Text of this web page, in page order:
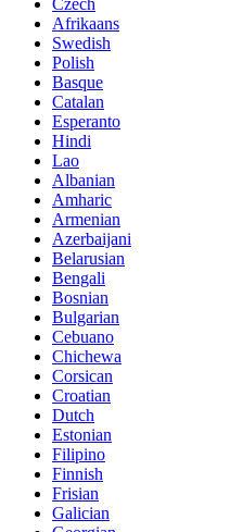
Czech
Afrikaans
Swedish
Polish
Basque
Catalan
Esperanto
Hindi
Lao
Albanian
Amharic
Armenian
Azerbaijani
Belarusian
Bengali
Bosnian
Bulgarian
Cebuano
Chichewa
Corsican
Croatian
Dutch
Estonian
Filipino
Finnish
Frisian
Galician